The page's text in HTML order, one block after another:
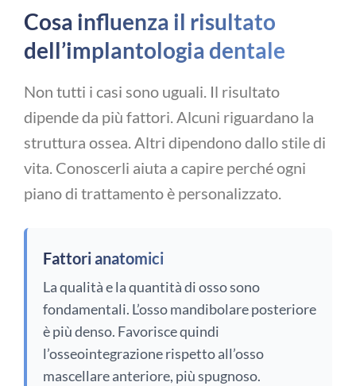
Cosa influenza il risultato
dell’implantologia dentale
Non tutti i casi sono uguali. Il risultato
dipende da più fattori. Alcuni riguardano la
struttura ossea. Altri dipendono dallo stile di
vita. Conoscerli aiuta a capire perché ogni
piano di trattamento è personalizzato.
Fattori anatomici
La qualità e la quantità di osso sono
fondamentali. L’osso mandibolare posteriore
è più denso. Favorisce quindi
l’osseointegrazione rispetto all’osso
mascellare anteriore, più spugnoso.